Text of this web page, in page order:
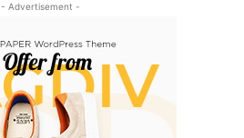
- Advertisement -